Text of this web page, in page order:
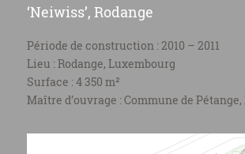
‘Neiwiss’, Rodange
Période de construction : 2010 – 2011
Lieu : Rodange, Luxembourg
Surface : 4 350 m²
Maître d’ouvrage : Commune de